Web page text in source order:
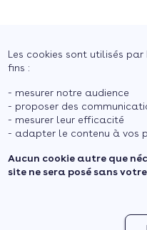
Les cookies sont utilisés
fins :
- mesurer notre audience
- proposer des
- mesurer leur efficacité
- adapter le contenu à vos
Aucun cookie autre que
site ne sera posé sans
Courtier en
Ouate